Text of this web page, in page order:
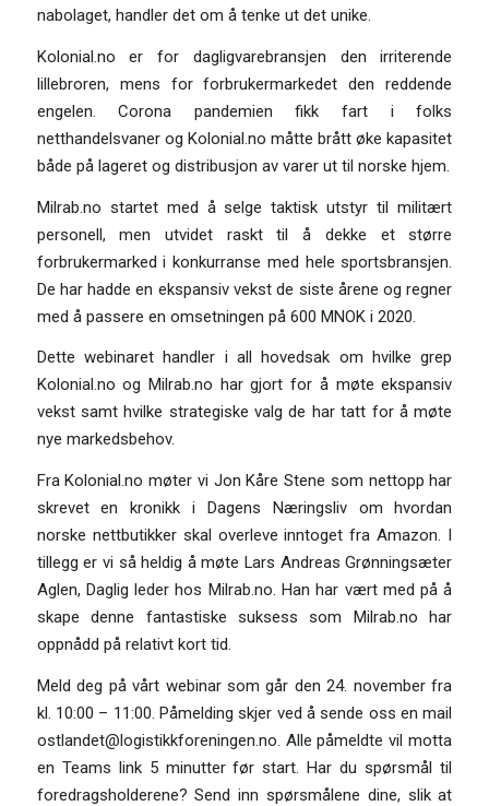
nabolaget, handler det om å tenke ut det unike.
Kolonial.no er for dagligvarebransjen den irriterende
lillebroren, mens for forbrukermarkedet den reddende
engelen. Corona pandemien fikk fart i folks
netthandelsvaner og Kolonial.no måtte brått øke kapasitet
både på lageret og distribusjon av varer ut til norske hjem.
Milrab.no startet med å selge taktisk utstyr til militært
personell, men utvidet raskt til å dekke et større
forbrukermarked i konkurranse med hele sportsbransjen.
De har hadde en ekspansiv vekst de siste årene og regner
med å passere en omsetningen på 600 MNOK i 2020.
Dette webinaret handler i all hovedsak om hvilke grep
Kolonial.no og Milrab.no har gjort for å møte ekspansiv
vekst samt hvilke strategiske valg de har tatt for å møte
nye markedsbehov.
Fra Kolonial.no møter vi Jon Kåre Stene som nettopp har
skrevet en kronikk i Dagens Næringsliv om hvordan
norske nettbutikker skal overleve inntoget fra Amazon. I
tillegg er vi så heldig å møte Lars Andreas Grønningsæter
Aglen, Daglig leder hos Milrab.no. Han har vært med på å
skape denne fantastiske suksess som Milrab.no har
oppnådd på relativt kort tid.
Meld deg på vårt webinar som går den 24. november fra
kl. 10:00 – 11:00. Påmelding skjer ved å sende oss en mail
ostlandet@logistikkforeningen.no. Alle påmeldte vil motta
en Teams link 5 minutter før start. Har du spørsmål til
foredragsholderene? Send inn spørsmålene dine, slik at